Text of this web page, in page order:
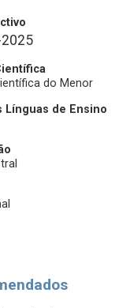
do Menor
Línguas de Ensino